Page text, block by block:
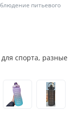
питьевого
спорта, разные